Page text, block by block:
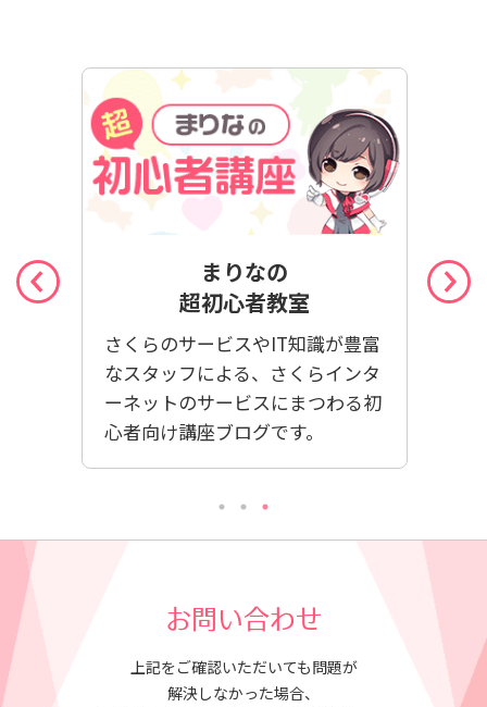
まりなの
超初心者教室
さくらのサービスやIT知識が豊富
なスタッフによる、さくらインタ
ーネットのサービスにまつわる初
心者向け講座ブログです。
お問い合わせ
上記をご確認いただいても問題が
解決しなかった場合、